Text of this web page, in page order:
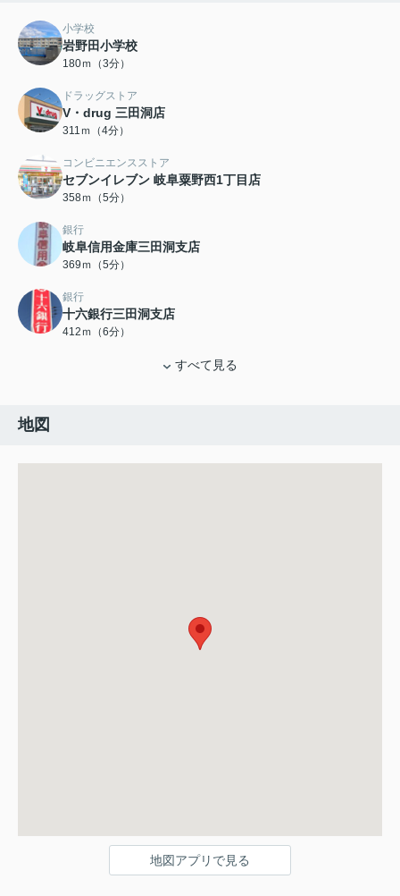
小学校
岩野田小学校
180ｍ（3分）
ドラッグストア
V・drug 三田洞店
311ｍ（4分）
コンビニエンスストア
セブンイレブン 岐阜粟野西1丁目店
358ｍ（5分）
銀行
岐阜信用金庫三田洞支店
369ｍ（5分）
銀行
十六銀行三田洞支店
412ｍ（6分）
すべて見る
地図
地図アプリで見る